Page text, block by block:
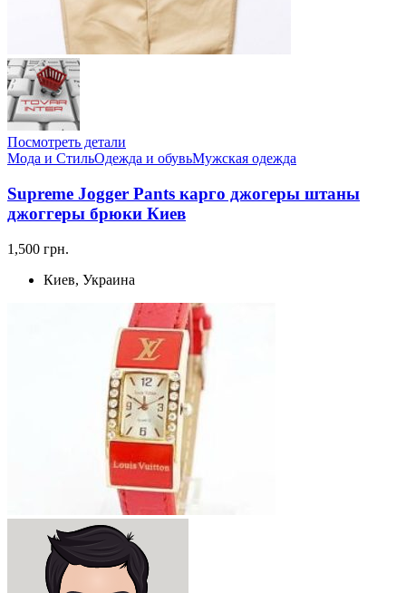
Посмотреть детали
Мода и СтильОдежда и обувьМужская одежда
Supreme Jogger Pants карго джогеры штаны
джоггеры брюки Киев
1,500 грн.
Киев, Украина